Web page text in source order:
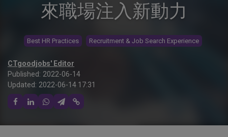
來職場注入新動力
Best HR Practices Recruitment & Job Search Experience
CTgoodjobs' Editor
Published: 2022-06-14
Updated: 2022-06-14 17:31